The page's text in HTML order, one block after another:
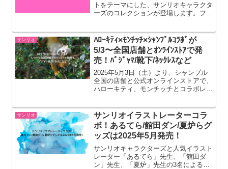
トをテーマにした、サンリオキャラクタ
ーズのコレクションが登場します。フー
たデザインのかわいいコレクションで
す。この記事ではサンリオ×...
サンリオ
ﾊﾛｰｷﾃｨ×ﾓﾝﾁｯﾁ×ｼｬﾝﾌﾞﾙｺﾗﾎﾞが
5/3〜全国店舗とｵﾝﾗｲﾝｽﾄｱで発
売！ﾊﾟｼﾞｬﾏ/靴下/ﾈｯｸﾚｽなど
2025年5月3日（土）より、シャンブル
全国の店舗と公式オンラインストアで、
ハローキティ、モンチッチとコラボレー
ンブルコラボ商品ラインナップなどにつ
いてまとめました。ハ...
サンリオ
サンリオイラストレーターコラ
ボ！あるてら/館田ダン/夏炉らグ
ッズは2025年5月発売！
サンリオキャラクターズと人気イラスト
レーター「あるてら」先生、「館田ダ
ン」先生、「夏炉」先生の3名によるコ